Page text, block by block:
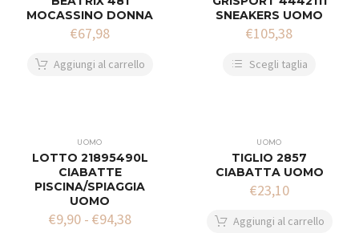
MOCASSINO DONNA
€67,98
Aggiungi al carrello
SNEAKERS UOMO
€105,38
Scegli taglia
UOMO
LOTTO 21895490L
CIABATTE
PISCINA/SPIAGGIA
UOMO
€9,90 - €94,38
UOMO
TIGLIO 2857
CIABATTA UOMO
€23,10
Aggiungi al carrello